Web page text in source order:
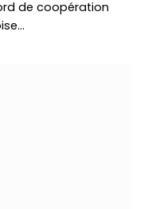
de coopération